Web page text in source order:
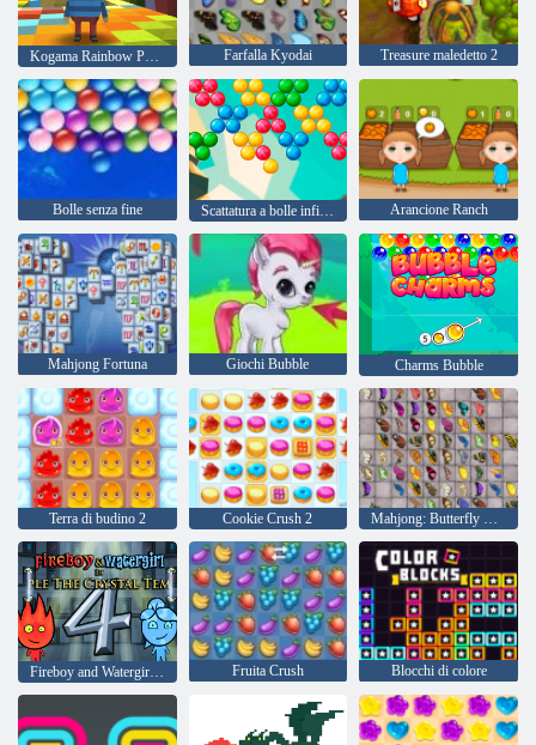
Kogama Rainbow Parkour Farfalla Kyodai Treasure maledetto 2
Bolle senza fine Scattatura a bolle infinita Arancione Ranch
Mahjong Fortuna Giochi Bubble Charms Bubble
Terra di budino 2 Cookie Crush 2
Fireboy and Watergirl 4: Tempio di Cristallo Fruita Crush Blocchi di colore